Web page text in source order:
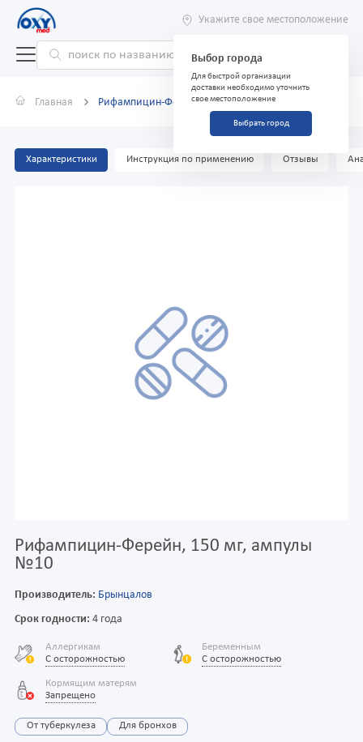
Укажите свое местоположение
Выбор города
Для быстрой организации
доставки необходимо уточнить
свое местоположение
Выбрать город
Главная Рифампицин-Ферейн, 150 мг, ампулы №10
Характеристики Инструкция по применению Отзывы
Рифампицин-Ферейн, 150 мг, ампулы
№10
Производитель: Брынцалов
Срок годности: 4 года
Аллергикам
С осторожностью
Беременным
С осторожностью
Кормящим матерям
Запрещено
От туберкулеза Для бронхов